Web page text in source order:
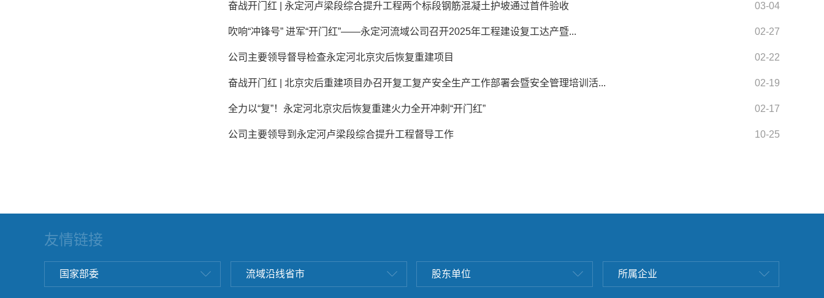
奋战开门红 | 永定河卢梁段综合提升工程两个标段钢筋混凝土护坡通过首件验收 03-04
吹响“冲锋号” 进军“开门红”——永定河流域公司召开2025年工程建设复工达产暨... 02-27
公司主要领导督导检查永定河北京灾后恢复重建项目 02-22
奋战开门红 | 北京灾后重建项目办召开复工复产安全生产工作部署会暨安全管理培训活... 02-19
全力以“复”！永定河北京灾后恢复重建火力全开冲刺“开门红” 02-17
公司主要领导到永定河卢梁段综合提升工程督导工作 10-25
友情链接
国家部委 流域沿线省市 股东单位 所属企业